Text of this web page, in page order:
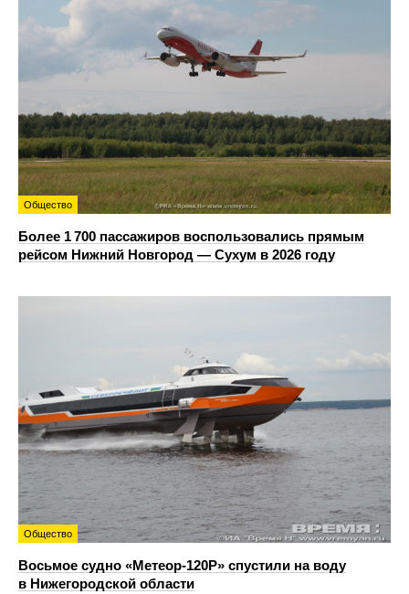
Общество
Более 1 700 пассажиров воспользовались прямым
рейсом Нижний Новгород — Сухум в 2026 году
Общество
Восьмое судно «Метеор-120Р» спустили на воду
в Нижегородской области